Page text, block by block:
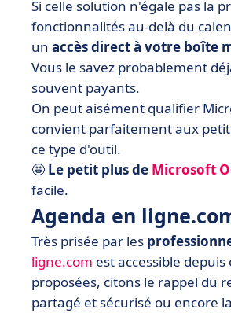
Si celle solution n'égale pas la
fonctionnalités au-delà du
un accès direct à votre boîte
Vous le savez probablement
souvent payants.
On peut aisément qualifier
convient parfaitement aux
ce type d'outil.
🤩 Le petit plus de Microsoft
facile.
Agenda en
Très prisée par les
ligne.com est accessible
proposées, citons le rappel du
partagé et sécurisé ou encore